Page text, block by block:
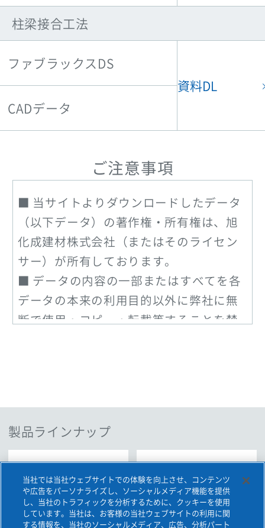
柱梁接合工法
ファブラックスDS
CADデータ
資料DL
ご注意事項
当サイトよりダウンロードしたデータ
（以下データ）の著作権・所有権は、旭
化成建材株式会社（またはそのライセン
サー）が所有しております。
データの内容の一部またはすべてを各
データの本来の利用目的以外に弊社に無
断で使用・コピー・転載等することを禁
データを利用して作成された図面は、
たします。データを利用して生じた結果
につきましては、弊社は一切の責任を負
いかねますのでご注意ください。
製品ラインナップ
当社では当社ウェブサイトでの体験を向上させ、コンテンツ
や広告をパーソナライズし、ソーシャルメディア機能を提供
し、当社のトラフィックを分析するために、クッキーを使用
しています。当社は、お客様の当社ウェブサイトの利用に関
する情報を、当社のソーシャルメディア、広告、分析パート